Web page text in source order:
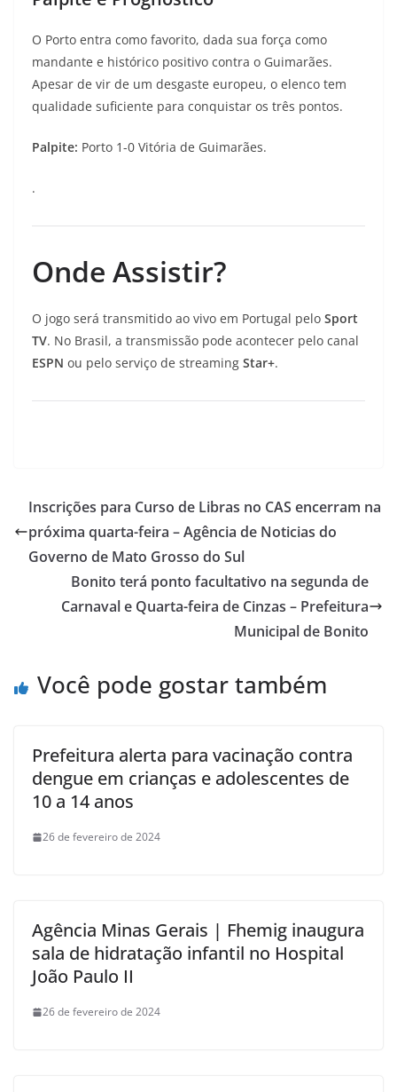
O Porto entra como favorito, dada sua força como
mandante e histórico positivo contra o Guimarães.
Apesar de vir de um desgaste europeu, o elenco tem
qualidade suficiente para conquistar os três pontos.
Palpite: Porto 1-0 Vitória de Guimarães.
.
Onde Assistir?
O jogo será transmitido ao vivo em Portugal pelo Sport
TV. No Brasil, a transmissão pode acontecer pelo canal
ESPN ou pelo serviço de streaming Star+.
Inscrições para Curso de Libras no CAS encerram na
próxima quarta-feira – Agência de Noticias do
Governo de Mato Grosso do Sul
Bonito terá ponto facultativo na segunda de
Carnaval e Quarta-feira de Cinzas – Prefeitura
Municipal de Bonito
Você pode gostar também
Prefeitura alerta para vacinação contra
dengue em crianças e adolescentes de
10 a 14 anos
26 de fevereiro de 2024
Agência Minas Gerais | Fhemig inaugura
sala de hidratação infantil no Hospital
João Paulo II
26 de fevereiro de 2024